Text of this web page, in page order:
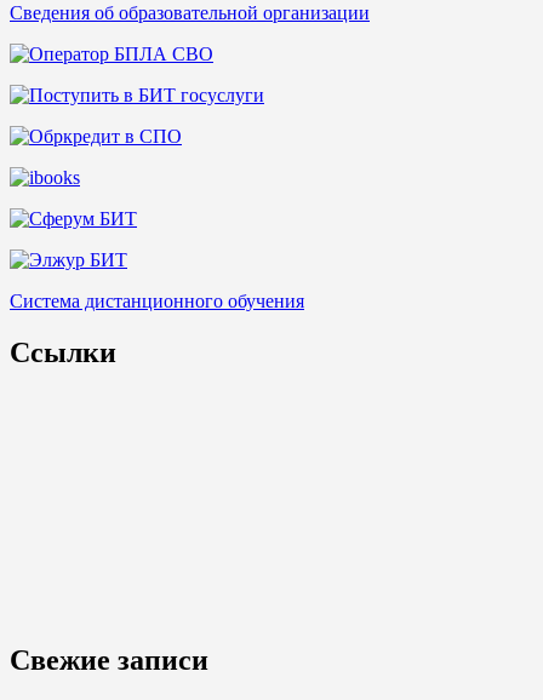
Сведения об образовательной организации
Система дистанционного обучения
Ссылки
Свежие записи